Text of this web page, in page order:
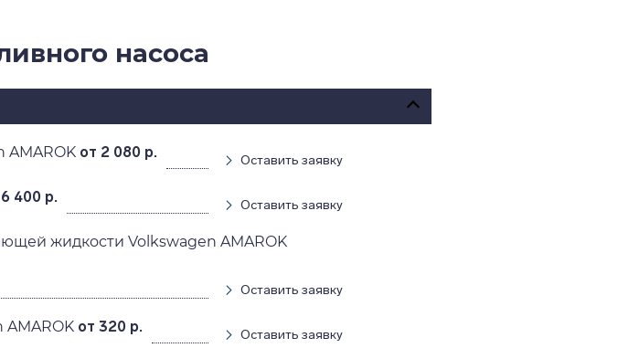
насоса
AMAROK от 2 080 р. Оставить заявку
400 р. Оставить заявку
жидкости Volkswagen AMAROK
Оставить заявку
AMAROK от 320 р. Оставить заявку